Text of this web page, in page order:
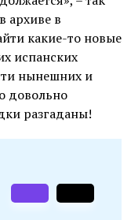
архиве в
какие-то новые
испанских
нынешних и
довольно
разгаданы!